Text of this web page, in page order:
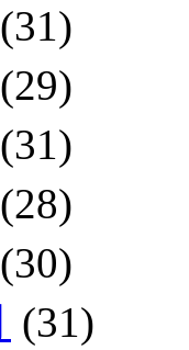
(31)
(29)
(31)
(28)
(30)
(31)